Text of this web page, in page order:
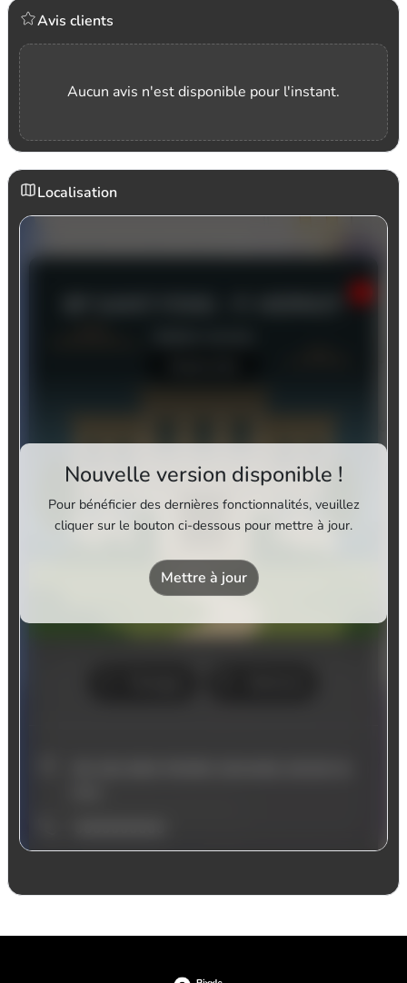
Avis clients
Aucun avis n'est disponible pour l'instant.
Localisation